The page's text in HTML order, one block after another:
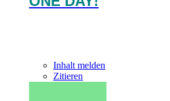
Inhalt melden
Zitieren